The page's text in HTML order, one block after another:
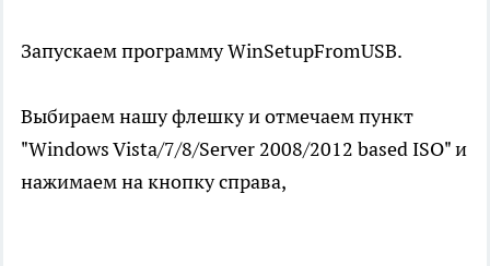
Запускаем программу WinSetupFromUSB.
Выбираем нашу флешку и отмечаем пункт
"Windows Vista/7/8/Server 2008/2012 based ISO" и
нажимаем на кнопку справа,